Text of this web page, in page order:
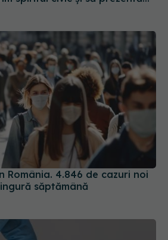
plusurile fiecărui vaccin
România. 4.846 de cazuri noi
săptămână